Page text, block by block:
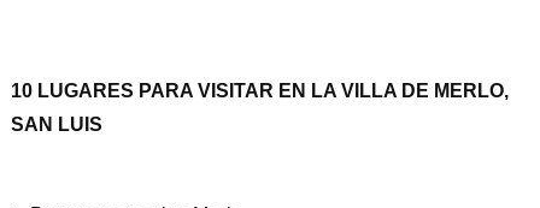
10 LUGARES PARA VISITAR EN LA VILLA DE MERLO,
SAN LUIS